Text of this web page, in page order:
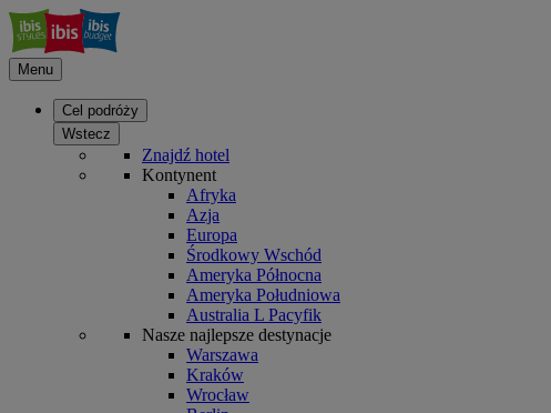
Menu
Cel podróży
Wstecz
Znajdź hotel
Kontynent
Afryka
Azja
Europa
Środkowy Wschód
Ameryka Północna
Ameryka Południowa
Australia L Pacyfik
Nasze najlepsze destynacje
Warszawa
Kraków
Wrocław